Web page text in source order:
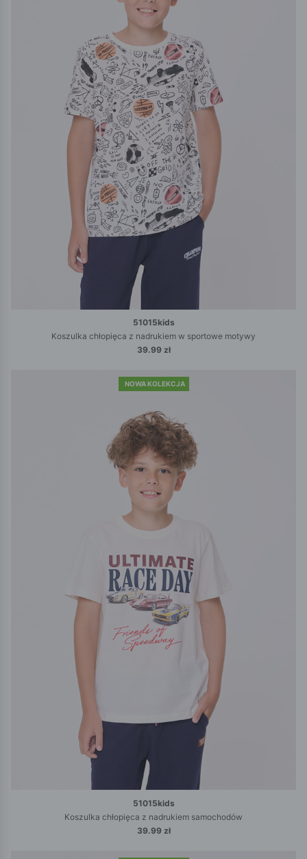
51015kids
Koszulka chłopięca z nadrukiem w sportowe motywy
39.99 zł
NOWA KOLEKCJA
51015kids
Koszulka chłopięca z nadrukiem samochodów
39.99 zł